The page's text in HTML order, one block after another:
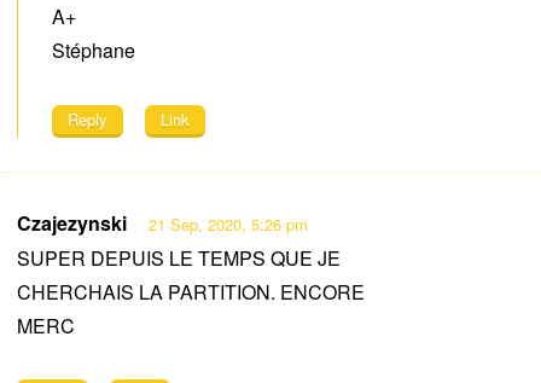
A+
Stéphane
Reply Link
Czajezynski 21 Sep, 2020, 5:26 pm
SUPER DEPUIS LE TEMPS QUE JE
CHERCHAIS LA PARTITION. ENCORE
MERC